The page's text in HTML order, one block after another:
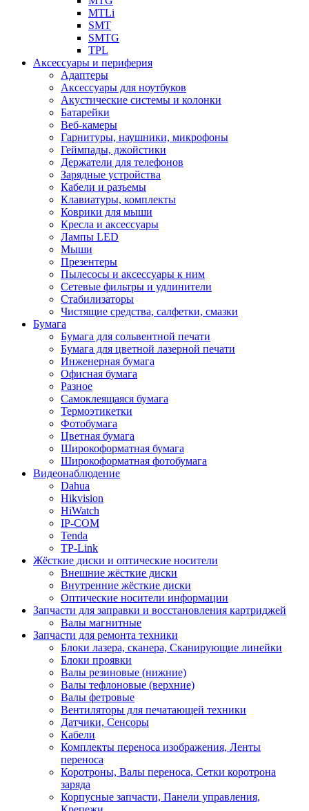
MTLi
SMT
SMTG
TPL
Аксессуары и периферия
Адаптеры
Аксессуары для ноутбуков
Акустические системы и колонки
Батарейки
Веб-камеры
Гарнитуры, наушники, микрофоны
Геймпады, джойстики
Держатели для телефонов
Зарядные устройства
Кабели и разъемы
Клавиатуры, комплекты
Коврики для мыши
Кресла и аксессуары
Лампы LED
Мыши
Презентеры
Пылесосы и аксессуары к ним
Сетевые фильтры и удлинители
Стабилизаторы
Чистящие средства, салфетки, смазки
Бумага
Бумага для сольвентной печати
Бумага для цветной лазерной печати
Инженерная бумага
Офисная бумага
Разное
Самоклеящаяся бумага
Термоэтикетки
Фотобумага
Цветная бумага
Широкоформатная бумага
Широкоформатная фотобумага
Видеонаблюдение
Dahua
Hikvision
HiWatch
IP-COM
Tenda
TP-Link
Жёсткие диски и оптические носители
Внешние жёсткие диски
Внутренние жёсткие диски
Оптические носители информации
Запчасти для заправки и восстановления картриджей
Валы магнитные
Запчасти для ремонта техники
Блоки лазера, сканера, Сканирующие линейки
Блоки проявки
Валы резиновые (нижние)
Валы тефлоновые (верхние)
Валы фетровые
Вентиляторы для печатающей техники
Датчики, Сенсоры
Кабели
Комплекты переноса изображения, Ленты
переноса
Коротроны, Валы переноса, Сетки коротрона
заряда
Корпусные запчасти, Панели управления,